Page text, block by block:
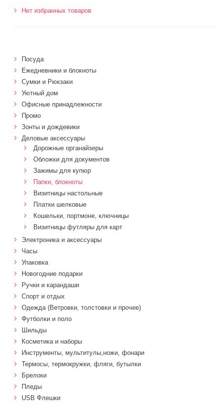
Нет избранных товаров
Посуда
Ежедневники и блокноты
Сумки и Рюкзаки
Уютный дом
Офисные принадлежности
Промо
Зонты и дождевики
Деловые аксессуары
Дорожные органайзеры
Обложки для документов
Зажимы для купюр
Папки, блокноты
Визитницы настольные
Платки шелковые
Кошельки, портмоне, ключницы
Визитницы футляры для карт
Электроника и аксессуары
Часы
Упаковка
Новогодние подарки
Ручки и карандаши
Спорт и отдых
Одежда (Ветровки, толстовки и прочее)
Футболки и поло
Шильды
Косметика и наборы
Инструменты, мультитулы,ножи, фонари
Термосы, термокружки, фляги, бутылки
Брелоки
Пледы
USB Флешки